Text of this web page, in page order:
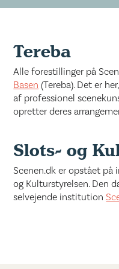
Tereba
Alle forestillinger på
Basen (Tereba). Det er
af professionel
opretter deres
Slots- og
Scenen.dk er opstået
og Kulturstyrelsen. Den
selvejende institution